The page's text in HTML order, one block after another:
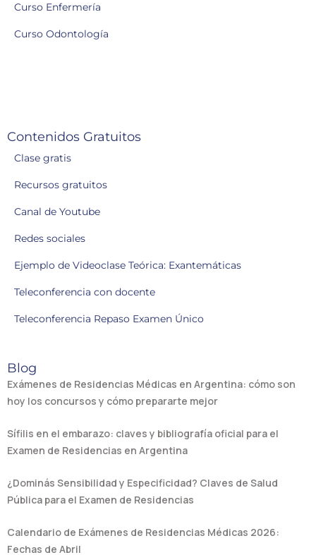
Curso Enfermería
Curso Odontología
Contenidos Gratuitos
Clase gratis
Recursos gratuitos
Canal de Youtube
Redes sociales
Ejemplo de Videoclase Teórica: Exantemáticas
Teleconferencia con docente
Teleconferencia Repaso Examen Único
Blog
Exámenes de Residencias Médicas en Argentina: cómo son
hoy los concursos y cómo prepararte mejor
Sífilis en el embarazo: claves y bibliografía oficial para el
Examen de Residencias en Argentina
¿Dominás Sensibilidad y Especificidad? Claves de Salud
Pública para el Examen de Residencias
Calendario de Exámenes de Residencias Médicas 2026:
Fechas de Abril